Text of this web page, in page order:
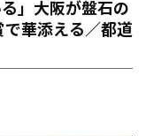
」大阪が盤石の
華添える／都道